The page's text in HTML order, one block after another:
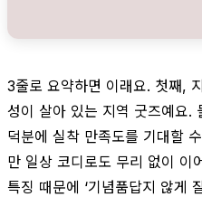
3줄로 요약하면 이래요. 첫째,
성이 살아 있는 지역 굿즈예요.
덕분에 실착 만족도를 기대할
만 일상 코디로도 무리 없이 이
특징 때문에 ‘기념품답지 않게